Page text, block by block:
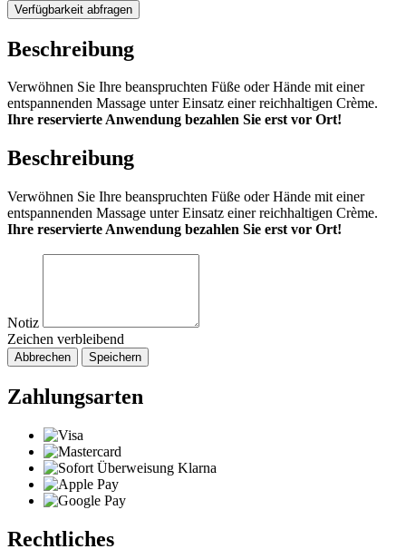
Verfügbarkeit abfragen
Beschreibung
Verwöhnen Sie Ihre beanspruchten Füße oder Hände mit einer
entspannenden Massage unter Einsatz einer reichhaltigen Crème.
Ihre reservierte Anwendung bezahlen Sie erst vor Ort!
Beschreibung
Verwöhnen Sie Ihre beanspruchten Füße oder Hände mit einer
entspannenden Massage unter Einsatz einer reichhaltigen Crème.
Ihre reservierte Anwendung bezahlen Sie erst vor Ort!
Notiz
Zeichen verbleibend
Abbrechen Speichern
Zahlungsarten
Rechtliches